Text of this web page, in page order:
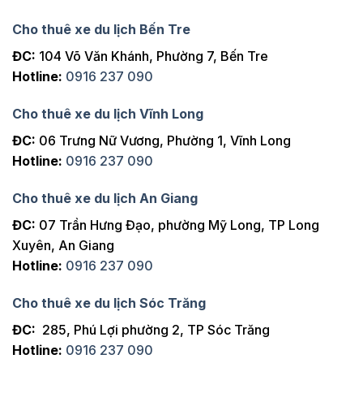
Cho thuê xe du lịch Bến Tre
ĐC: 104 Võ Văn Khánh, Phường 7, Bến Tre
Hotline: 0916 237 090
Cho thuê xe du lịch Vĩnh Long
ĐC: 06 Trưng Nữ Vương, Phường 1, Vĩnh Long
Hotline: 0916 237 090
Cho thuê xe du lịch An Giang
ĐC: 07 Trần Hưng Đạo, phường Mỹ Long, TP Long
Xuyên, An Giang
Hotline: 0916 237 090
Cho thuê xe du lịch Sóc Trăng
ĐC: 285, Phú Lợi phường 2, TP Sóc Trăng
Hotline: 0916 237 090